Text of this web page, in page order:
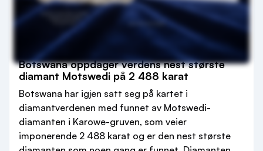
Botswana oppdager verdens nest største
diamant Motswedi på 2 488 karat
Botswana har igjen satt seg på kartet i
diamantverdenen med funnet av Motswedi-
diamanten i Karowe-gruven, som veier
imponerende 2 488 karat og er den nest største